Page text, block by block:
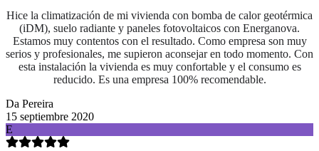
Hice la climatización de mi vivienda con bomba de calor geotérmica
(iDM), suelo radiante y paneles fotovoltaicos con Energanova.
Estamos muy contentos con el resultado. Como empresa son muy
serios y profesionales, me supieron aconsejar en todo momento. Con
esta instalación la vivienda es muy confortable y el consumo es
reducido. Es una empresa 100% recomendable.
Da Pereira
15 septiembre 2020
E